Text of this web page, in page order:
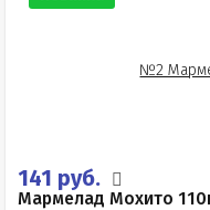
141 руб.
Мармелад Мохито